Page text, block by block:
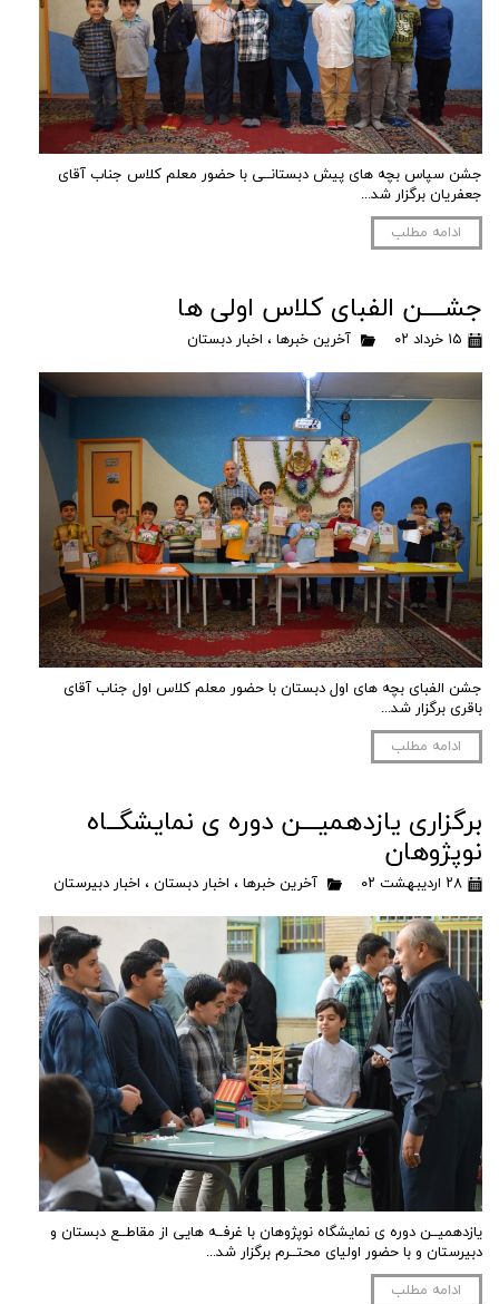
جشن سپاس بچه های پیش دبستانــی با حضور معلم کلاس جناب آقای
جعفریان برگزار شد...
ادامه مطلب
جشــــن الفبای کلاس اولی ها
۱۵ خرداد ۰۲ آخرین خبرها ، اخبار دبستان
جشن الفبای بچه های اول دبستان با حضور معلم کلاس اول جناب آقای
باقری برگزار شد...
ادامه مطلب
برگزاری یازدهمیـــن دوره ی نمایشگــاه
نوپژوهان
۲۸ اردیبهشت ۰۲ آخرین خبرها ، اخبار دبستان ، اخبار دبیرستان
یازدهمیــن دوره ی نمایشگاه نوپژوهان با غرفــه هایی از مقاطــع دبستان و
دبیرستان و با حضور اولیای محتــرم برگزار شد...
ادامه مطلب